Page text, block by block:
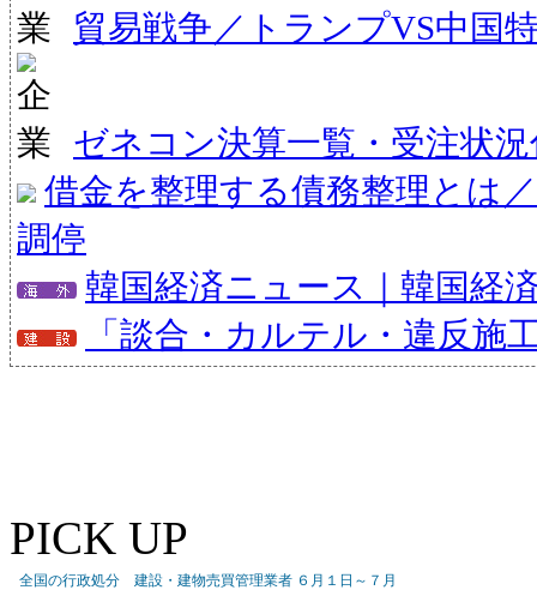
貿易戦争／トランプVS中国
ゼネコン決算一覧・受注状況
借金を整理する債務整理とは
調停
韓国経済ニュース｜韓国経
「談合・カルテル・違反施
PICK UP